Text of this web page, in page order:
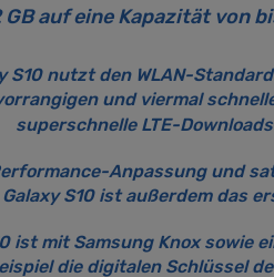
GB auf eine Kapazität von
S10 nutzt den WLAN-
und viermal
superschnelle LTE-
Anpassung und
Galaxy S10 ist außerdem
ist mit Samsung Knox
die digitalen Schlüssel